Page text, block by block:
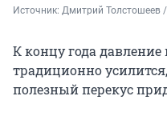
Источник: Дмитрий Толстошеев /
К концу года
традиционно
полезный перекус